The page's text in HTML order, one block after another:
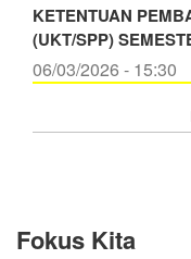
KETENTUAN
(UKT/SPP)
06/03/2026 - 15:30
Fokus Kita